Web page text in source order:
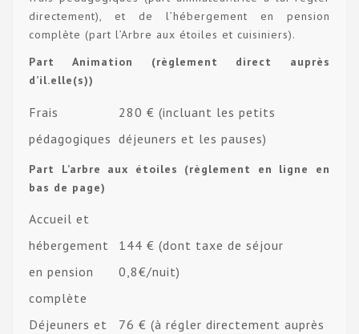
directement), et de l’hébergement en pension
complète (part l’Arbre aux étoiles et cuisiniers).
Part Animation (règlement direct auprès
d’il.elle(s))
Frais
pédagogiques
280 € (incluant les petits
déjeuners et les pauses)
Part L’arbre aux étoiles (règlement en ligne en
bas de page)
Accueil et
hébergement
en pension
complète
144 € (dont taxe de séjour
0,8€/nuit)
Déjeuners et
76 € (à régler directement auprès